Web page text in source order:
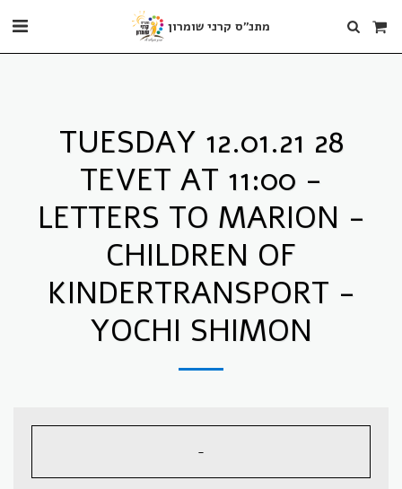
מתנ"ס קרני שומרון
TUESDAY 12.01.21 28
TEVET AT 11:00 -
LETTERS TO MARION -
CHILDREN OF
KINDERTRANSPORT -
YOCHI SHIMON
-